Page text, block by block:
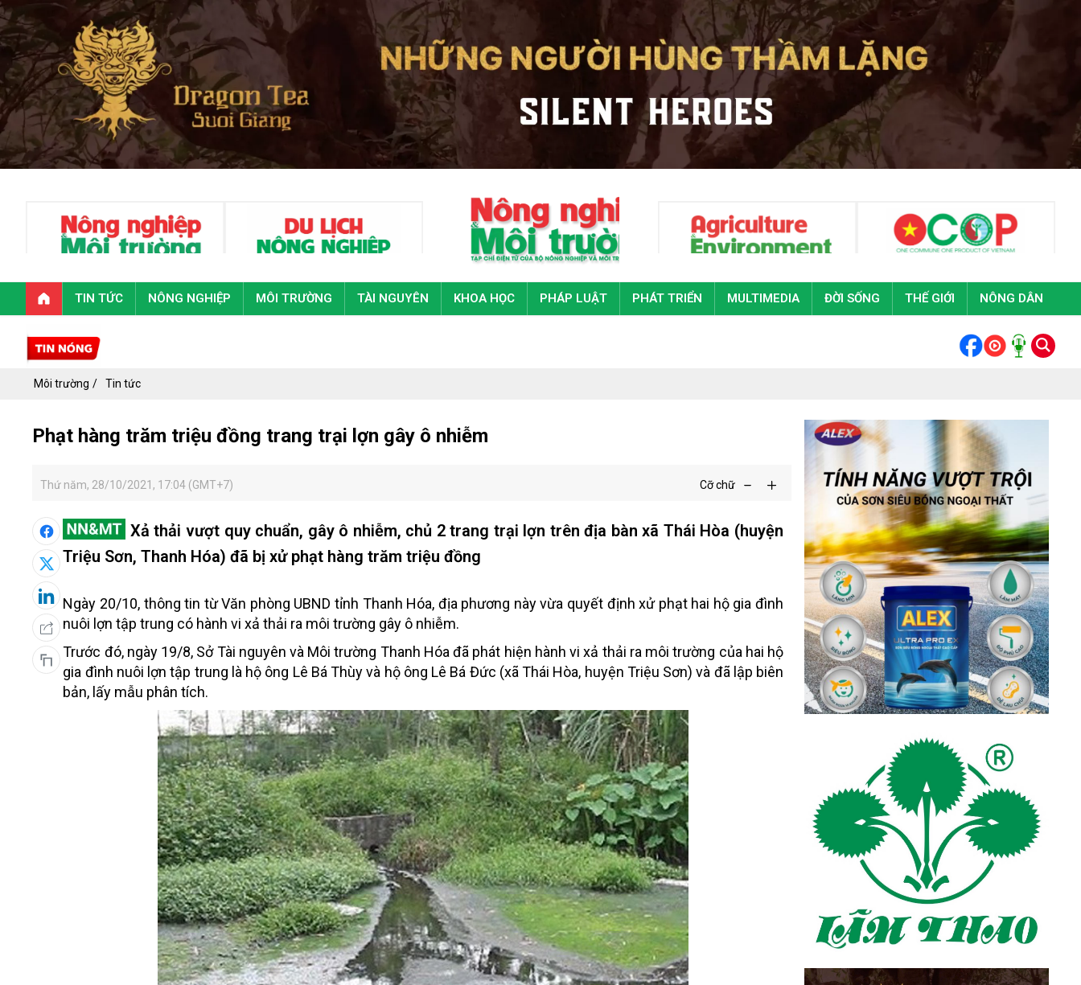
TIN TỨC NÔNG NGHIỆP MÔI TRƯỜNG TÀI NGUYÊN KHOA HỌC PHÁP LUẬT PHÁT TRIỂN MULTIMEDIA ĐỜI SỐNG THẾ GIỚI NÔNG DÂN
Môi trường Tin tức
Phạt hàng trăm triệu đồng trang trại lợn gây ô nhiễm
Thứ năm, 28/10/2021, 17:04 (GMT+7) Cỡ chữ
Xả thải vượt quy chuẩn, gây ô nhiễm, chủ 2 trang trại lợn trên địa bàn xã Thái Hòa (huyện
Triệu Sơn, Thanh Hóa) đã bị xử phạt hàng trăm triệu đồng
Ngày 20/10, thông tin từ Văn phòng UBND tỉnh Thanh Hóa, địa phương này vừa quyết định xử phạt hai hộ gia đình
nuôi lợn tập trung có hành vi xả thải ra môi trường gây ô nhiễm.
Trước đó, ngày 19/8, Sở Tài nguyên và Môi trường Thanh Hóa đã phát hiện hành vi xả thải ra môi trường của hai hộ
gia đình nuôi lợn tập trung là hộ ông Lê Bá Thùy và hộ ông Lê Bá Đức (xã Thái Hòa, huyện Triệu Sơn) và đã lập biên
bản, lấy mẫu phân tích.